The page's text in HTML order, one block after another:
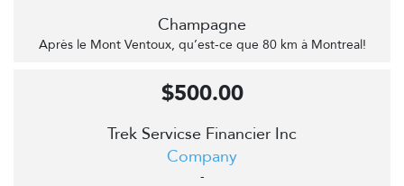
Champagne
Après le Mont Ventoux, qu’est-ce que 80 km à Montreal!
Trek Servicse Financier Inc
Company
-
$500.00